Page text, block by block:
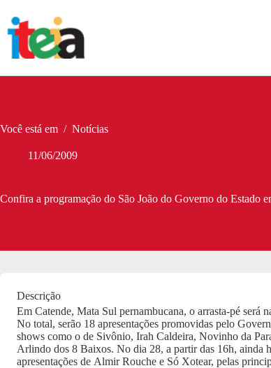
para
conteúdo
Você está em / Notícias
11/06/2009
Confira a programação do São João do Governo do Estado
Descrição
Em Catende, Mata Sul pernambucana, o arrasta-pé será
No total, serão 18 apresentações promovidas pelo
shows como o de Sivônio, Irah Caldeira, Novinho da
Arlindo dos 8 Baixos. No dia 28, a partir das 16h, ainda
apresentações de Almir Rouche e Só Xotear, pelas